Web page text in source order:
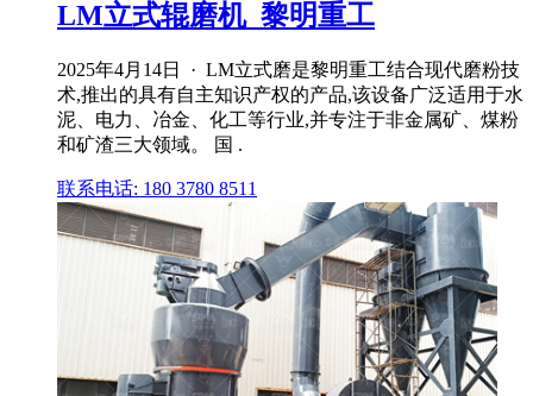
LM立式辊磨机_黎明重工
2025年4月14日 · LM立式磨是黎明重工结合现代磨粉技
术,推出的具有自主知识产权的产品,该设备广泛适用于水
泥、电力、冶金、化工等行业,并专注于非金属矿、煤粉
和矿渣三大领域。 国 .
联系电话: 180 3780 8511